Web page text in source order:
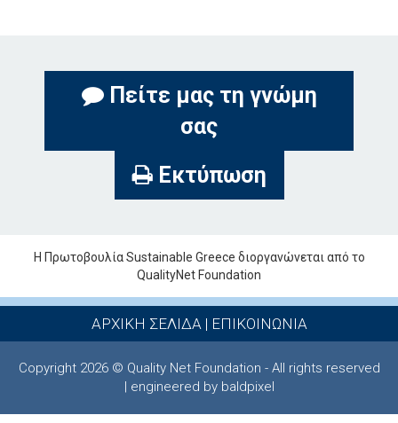
Πείτε μας τη γνώμη
σας
Εκτύπωση
Η Πρωτοβουλία Sustainable Greece διοργανώνεται από το
QualityNet Foundation
ΑΡΧΙΚΗ ΣΕΛΙΔΑ| ΕΠΙΚΟΙΝΩΝΙΑ
Copyright 2026 © Quality Net Foundation - All rights reserved
| engineered by baldpixel